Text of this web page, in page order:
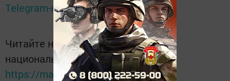
Telegram-каналеТатмедиа
Читайте новости Татарстана в
национальном мессенджере MАХ:
https://max.ru/tatmedia